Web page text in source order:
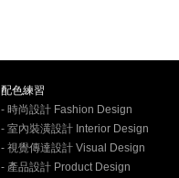
配色練習
- 時尚設計 Fashion Design
- 室內裝潢設計 Interior Design
- 視覺傳達設計 Visual Design
- 產品設計 Product Design